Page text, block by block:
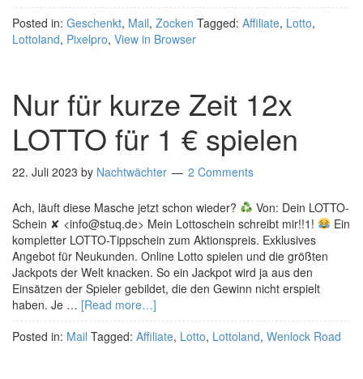
Posted in: Geschenkt, Mail, Zocken Tagged: Affiliate, Lotto,
Lottoland, Pixelpro, View in Browser
Nur für kurze Zeit 12x
LOTTO für 1 € spielen
22. Juli 2023 by Nachtwächter 2 Comments
Ach, läuft diese Masche jetzt schon wieder?
Von: Dein LOTTO-
Schein ✘ <info@stuq.de> Mein Lottoschein schreibt mir!!1!
Ein
kompletter LOTTO-Tippschein zum Aktionspreis. Exklusives
Angebot für Neukunden. Online Lotto spielen und die größten
Jackpots der Welt knacken. So ein Jackpot wird ja aus den
Einsätzen der Spieler gebildet, die den Gewinn nicht erspielt
haben. Je … [Read more…]
Posted in: Mail Tagged: Affiliate, Lotto, Lottoland, Wenlock Road